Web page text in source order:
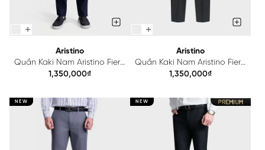
Aristino
Quần Kaki Nam Aristino Fiero
AKK0160S0
1,350,000₫
Aristino
Quần Kaki Nam Aristino Fiero
AKK0170S0
1,350,000₫
NEW NEW